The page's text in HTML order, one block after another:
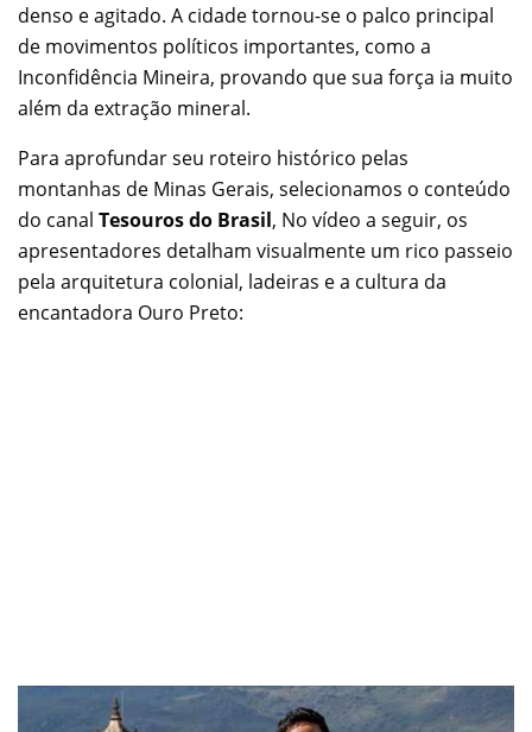
denso e agitado. A cidade tornou-se o palco principal
de movimentos políticos importantes, como a
Inconfidência Mineira, provando que sua força ia muito
além da extração mineral.
Para aprofundar seu roteiro histórico pelas
montanhas de Minas Gerais, selecionamos o conteúdo
do canal Tesouros do Brasil, No vídeo a seguir, os
apresentadores detalham visualmente um rico passeio
pela arquitetura colonial, ladeiras e a cultura da
encantadora Ouro Preto: